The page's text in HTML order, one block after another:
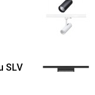
SLV